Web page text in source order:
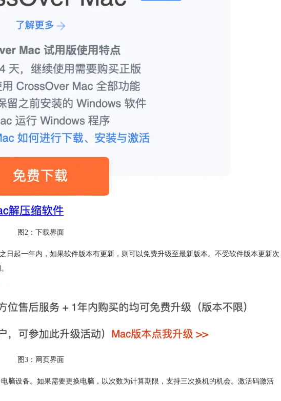
图2：下载界面
日起一年内，如果软件版本有更新，则可以免费升级至最新版本。不受软件版本更新次
图3：网页界面
脑设备。如果需要更换电脑，以次数为计算期限，支持三次换机的机会。激活码激活